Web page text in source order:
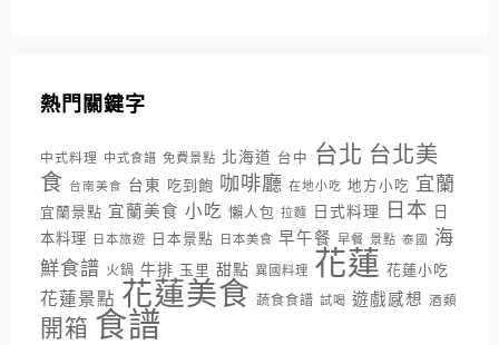
熱門關鍵字
中式料理 中式食譜 免費景點 北海道 台中 台北 台北美
食 台南美食 台東 吃到飽 咖啡廳 在地小吃 地方小吃 宜蘭
宜蘭景點 宜蘭美食 小吃 懶人包 拉麵 日式料理 日本 日
本料理
日本旅遊 日本景點 日本美食 早午餐 早餐 景點 泰國
海
鮮食譜 火鍋 牛排 玉里 甜點 異國料理 花蓮 花蓮小吃
花蓮景點 花蓮美食 蔬食食譜 試喝 遊戲感想 酒類
開箱 食譜